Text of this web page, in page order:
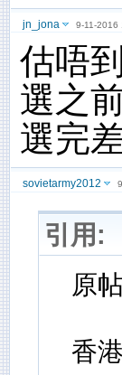
jn_jona 9-11-2016
估唔
選之
選完
sovietarmy2012
引用:
原
香